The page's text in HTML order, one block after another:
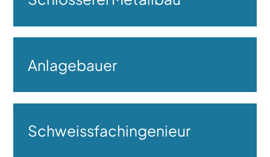
Anlagebauer
Schweissfachingenieur